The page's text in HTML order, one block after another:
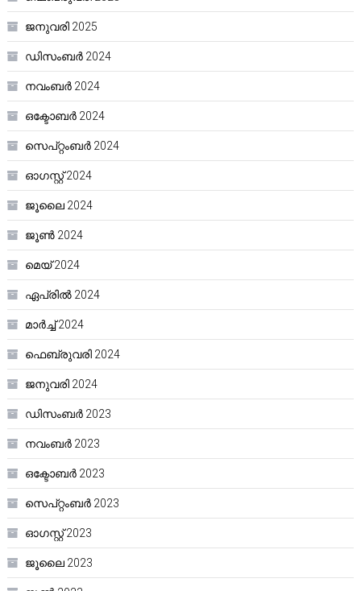
ജനുവരി 2025
ഡിസംബർ 2024
നവംബർ 2024
ഒക്ടോബർ 2024
സെപ്റ്റംബർ 2024
ഓഗസ്റ്റ്‌ 2024
ജൂലൈ 2024
ജൂൺ 2024
മെയ്‌ 2024
ഏപ്രിൽ 2024
മാർച്ച്‌ 2024
ഫെബ്രുവരി 2024
ജനുവരി 2024
ഡിസംബർ 2023
നവംബർ 2023
ഒക്ടോബർ 2023
സെപ്റ്റംബർ 2023
ഓഗസ്റ്റ്‌ 2023
ജൂലൈ 2023